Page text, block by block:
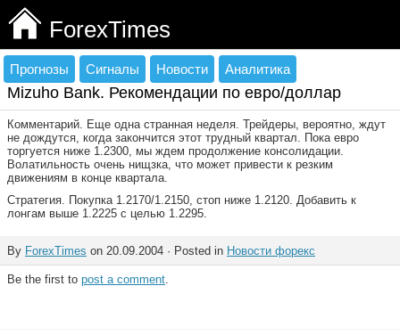
ForexTimes
Прогнозы Сигналы Новости Аналитика
Mizuho Bank. Рекомендации по евро/доллар
Комментарий. Еще одна странная неделя. Трейдеры, вероятно, ждут
не дождутся, когда закончится этот трудный квартал. Пока евро
торгуется ниже 1.2300, мы ждем продолжение консолидации.
Волатильность очень нищзка, что может привести к резким
движениям в конце квартала.
Стратегия. Покупка 1.2170/1.2150, стоп ниже 1.2120. Добавить к
лонгам выше 1.2225 с целью 1.2295.
By ForexTimes on 20.09.2004 · Posted in Новости форекс
Be the first to post a comment.